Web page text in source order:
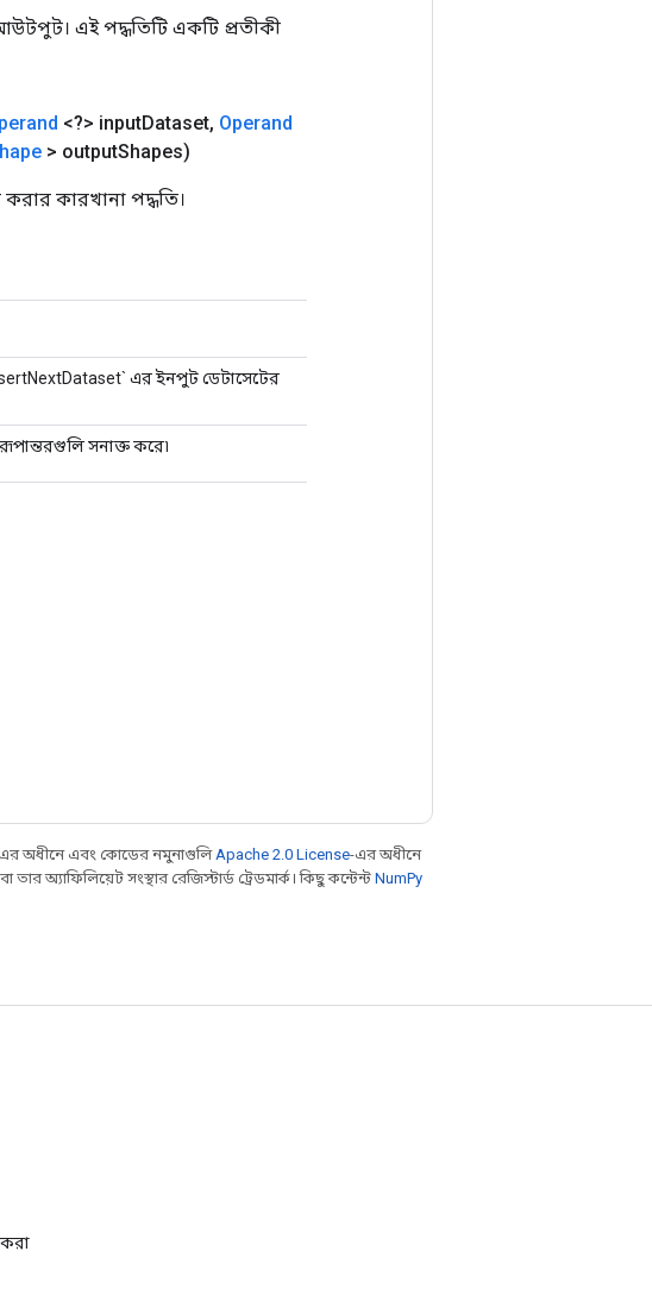
এই পদ্ধতিটি একটি প্রতীকী
<?> inputDataset, Operand
> outputShapes)
কারখানা পদ্ধতি।
এর ইনপুট ডেটাসেটের
সনাক্ত করে৷
অধীনে এবং কোডের নমুনাগুলিApache 2.0 License-এর অধীনে
অ্যাফিলিয়েট সংস্থার রেজিস্টার্ড ট্রেডমার্ক। কিছু কন্টেন্ট NumPy